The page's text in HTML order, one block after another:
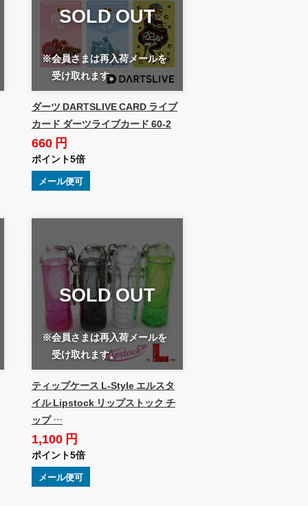
SOLD OUT
※会員さまは再入荷メールを
受け取れます。
ダーツ DARTSLIVE CARD ライブ
カード ダーツライブカード 60-2
660 円
ポイント5倍
メール便可
SOLD OUT
※会員さまは再入荷メールを
受け取れます。
ティップケース L-Style エルスタ
イル Lipstock リップストック チ
ップ …
1,100 円
ポイント5倍
メール便可